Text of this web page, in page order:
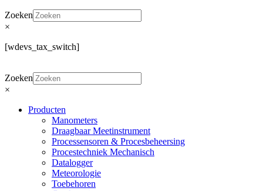
Zoeken
×
[wdevs_tax_switch]
Zoeken
×
Producten
Manometers
Draagbaar Meetinstrument
Processensoren & Procesbeheersing
Procestechniek Mechanisch
Datalogger
Meteorologie
Toebehoren